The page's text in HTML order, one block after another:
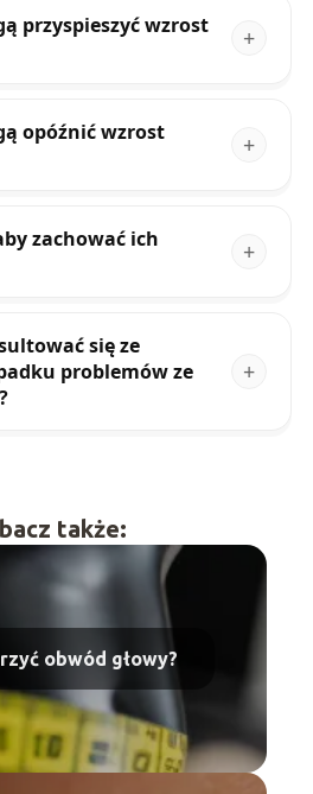
przyspieszyć wzrost
opóźnić wzrost
zachować ich
się ze
problemów ze
także:
obwód głowy?